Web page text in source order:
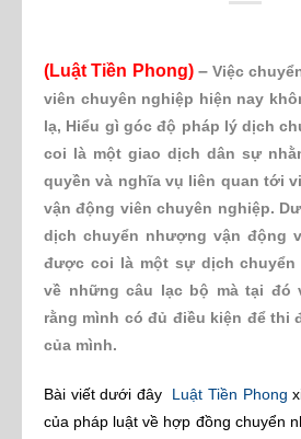
(Luật Tiền Phong)– Việc
viên chuyên nghiệp hiện nay
lạ, Hiểu gì góc độ pháp lý dịch
coi là một giao dịch dân sự
quyền và nghĩa vụ liên quan tới
vận động viên chuyên nghiệp.
dịch chuyển nhượng vận động
được coi là một sự dịch chuyển
về những câu lạc bộ mà tại đó
rằng mình có đủ điều kiện để thi
của mình.
Bài viết dưới đây Luật Tiền Phong
của pháp luật về hợp đồng chuyển